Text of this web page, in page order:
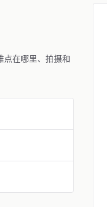
点在哪里、拍摄和